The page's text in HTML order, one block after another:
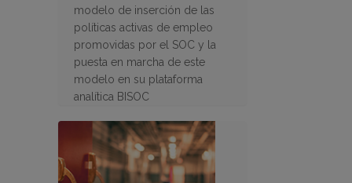
modelo de inserción de las
políticas activas de empleo
promovidas por el SOC y la
puesta en marcha de este
modelo en su plataforma
analítica BISOC